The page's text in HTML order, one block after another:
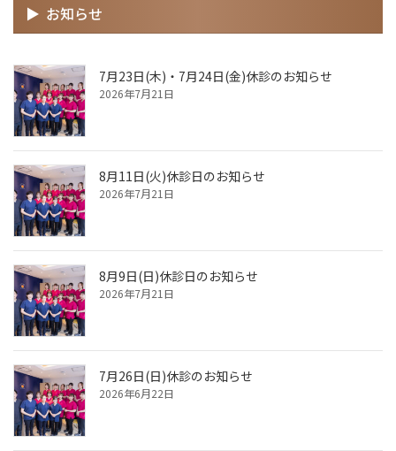
お知らせ
7月23日(木)・7月24日(金)休診のお知らせ
2026年7月21日
8月11日(火)休診日のお知らせ
2026年7月21日
8月9日(日)休診日のお知らせ
2026年7月21日
7月26日(日)休診のお知らせ
2026年6月22日